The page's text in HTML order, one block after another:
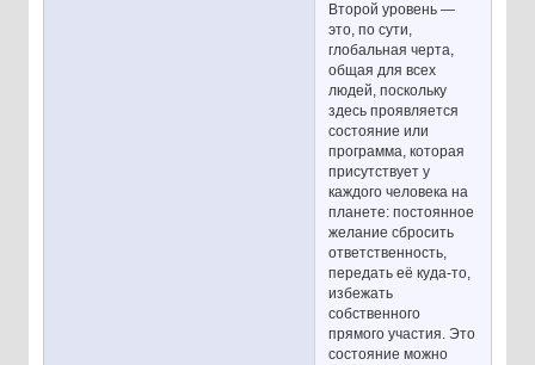
Второй уровень —
это, по сути,
глобальная черта,
общая для всех
людей, поскольку
здесь проявляется
состояние или
программа, которая
присутствует у
каждого человека на
планете: постоянное
желание сбросить
ответственность,
передать её куда-то,
избежать
собственного
прямого участия. Это
состояние можно